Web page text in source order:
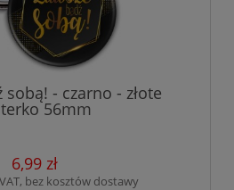
sobą! - czarno - złote
56mm
6,99 zł
bez kosztów dostawy